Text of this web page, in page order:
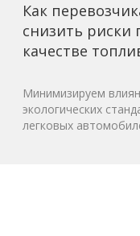
Как
снизить риски
качестве
Минимизируем
экологических
легковых